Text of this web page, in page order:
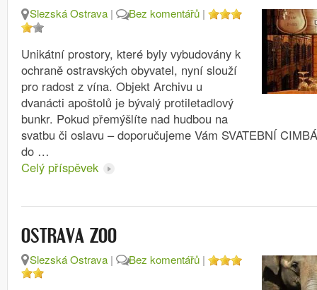
Slezská Ostrava | Bez komentářů |
Unikátní prostory, které byly vybudovány k
ochraně ostravských obyvatel, nyní slouží
pro radost z vína. Objekt Archivu u
dvanácti apoštolů je bývalý protiletadlový
bunkr. Pokud přemýšlíte nad hudbou na
svatbu či oslavu – doporučujeme Vám SVATEBNÍ
do …
Celý příspěvek
OSTRAVA ZOO
Slezská Ostrava | Bez komentářů |